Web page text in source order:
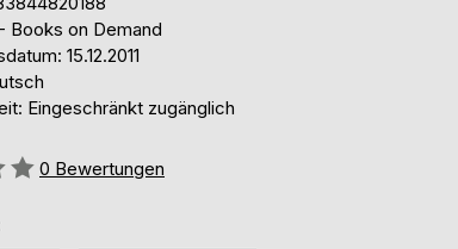
Books on Demand
15.12.2011
Eingeschränkt zugänglich
0 Bewertungen